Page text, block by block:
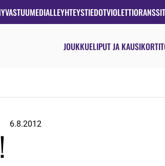
MEDIALLEYHTEYSTIEDOT
JOUKKUELIPUT JA KAUSIKORTIT
6.8.2012